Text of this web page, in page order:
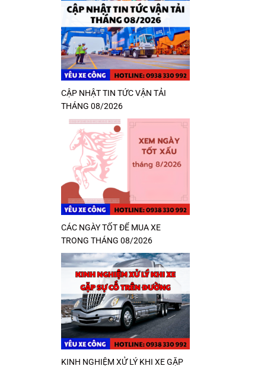
CẬP NHẬT TIN TỨC VẬN TẢI
THÁNG 08/2026
CÁC NGÀY TỐT ĐỂ MUA XE
TRONG THÁNG 08/2026
KINH NGHIỆM XỬ LÝ KHI XE GẶP